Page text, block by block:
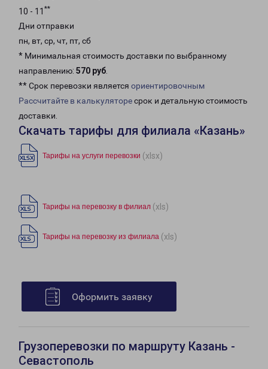
10 - 11 **
Дни отправки
пн, вт, ср, чт, пт, сб
* Минимальная стоимость доставки по выбранному
направлению: 570 руб.
** Срок перевозки является ориентировочным
Рассчитайте в калькуляторесрок и детальную стоимость
доставки.
Скачать тарифы для филиала «Казань»
Тарифы на услуги перевозки (xlsx)
Тарифы на перевозку в филиал (xls)
Тарифы на перевозку из филиала (xls)
Оформить заявку
Грузоперевозки по маршруту Казань -
Севастополь